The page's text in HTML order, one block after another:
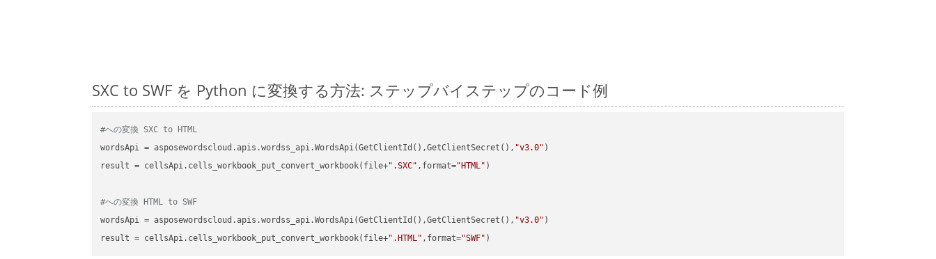
SXC to SWF を Python に変換する方法: ステップバイステップのコード例
#への変換 SXC to HTML
wordsApi = asposewordscloud.apis.wordss_api.WordsApi(GetClientId(),GetClientSecret(), "v3.0"
result = cellsApi.cells_workbook_put_convert_workbook(file+".SXC" ,format="HTML" )
#への変換 HTML to SWF
wordsApi = asposewordscloud.apis.wordss_api.WordsApi(GetClientId(),GetClientSecret(), "v3.0"
result = cellsApi.cells_workbook_put_convert_workbook(file+".HTML" ,format="SWF"